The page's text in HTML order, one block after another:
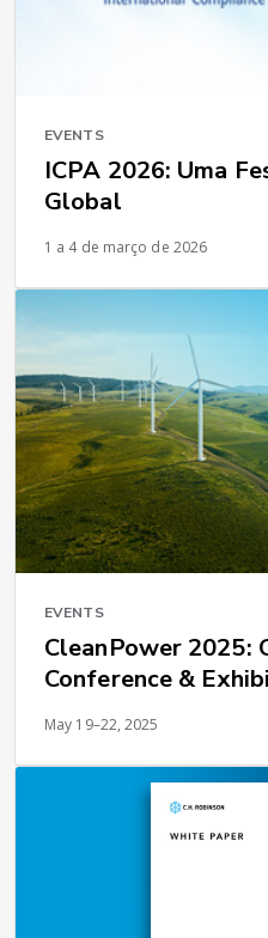
EVENTS
ICPA 2026: Uma
Global
1 a 4 de março de 2026
EVENTS
CleanPower 2025:
Conference &
May 19–22, 2025